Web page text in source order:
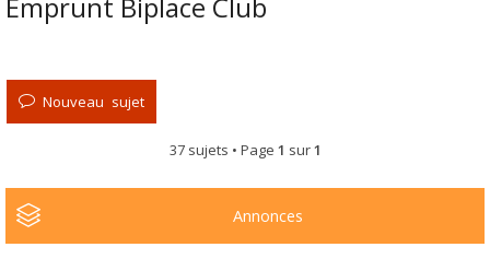
Nouveau sujet
37 sujets • Page 1 sur1
Annonces